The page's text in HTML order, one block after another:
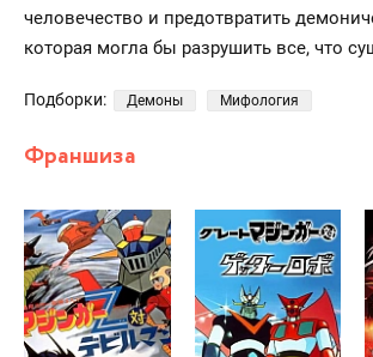
человечество и предотвратить
которая могла бы разрушить все, что
Подборки: Демоны Мифология
Франшиза